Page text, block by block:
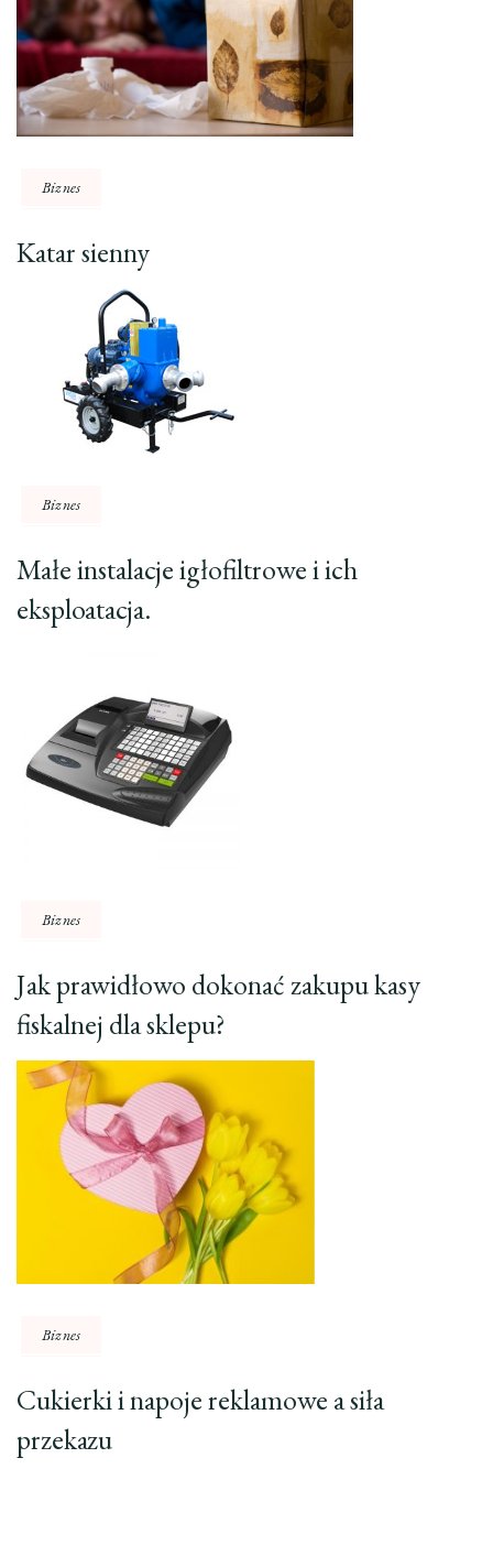
Biznes
Katar sienny
Biznes
Małe instalacje igłofiltrowe i ich
eksploatacja.
Biznes
Jak prawidłowo dokonać zakupu kasy
fiskalnej dla sklepu?
Biznes
Cukierki i napoje reklamowe a siła
przekazu